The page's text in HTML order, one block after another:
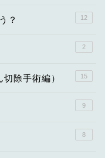
？ 12
2
除手術編） 15
9
8